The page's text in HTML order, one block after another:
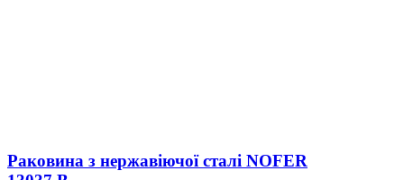
Раковина з нержавіючої сталі NOFER